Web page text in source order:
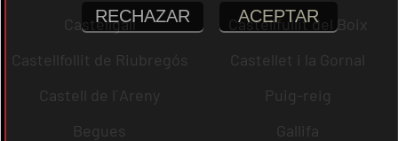
Castellgalí
Castellfullit del Boix
Castellfollit de Riubregós
Castellet i la Gornal
Castell de l´Areny
Puig-reig
Begues
Gallifa
RECHAZAR ACEPTAR